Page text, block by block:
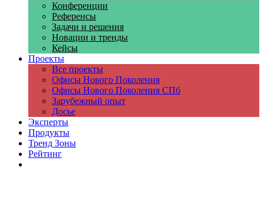
Конференции
Референсы
Задачи и решения
Новации и тренды
Кейсы
Проекты
Все проекты
Офисы Нового Поколения
Офисы Нового Поколения СПб
Зарубежный опыт
Досье
Эксперты
Продукты
Тренд Зоны
Рейтинг